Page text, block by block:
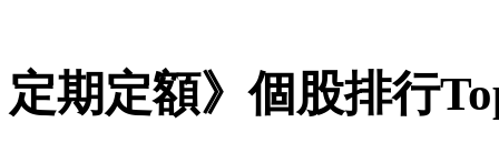
定期定額》個股排行